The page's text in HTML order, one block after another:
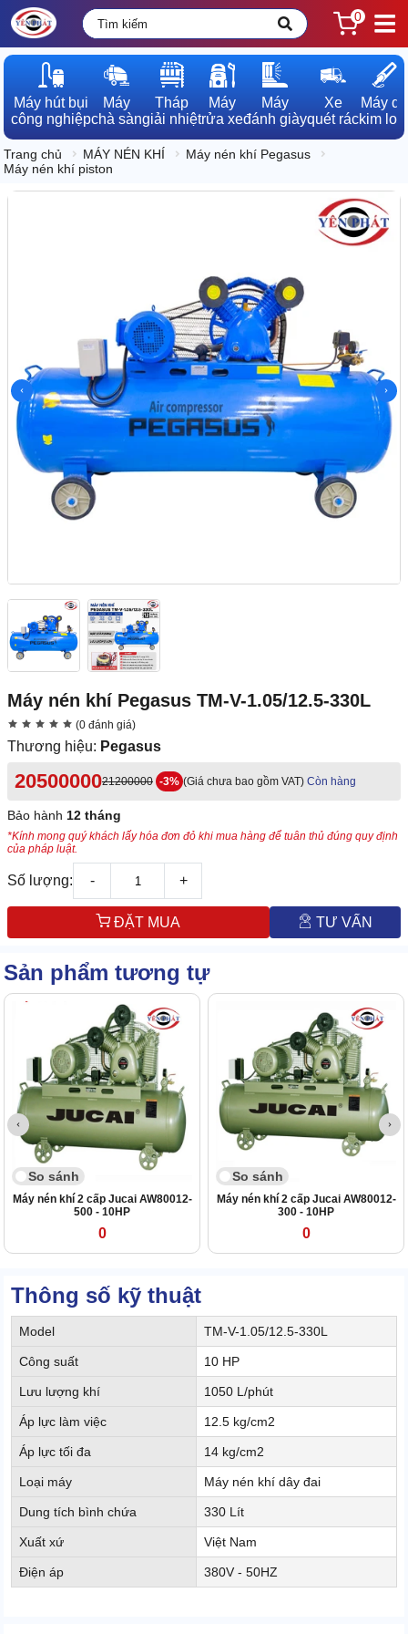
0
Máy hút bụi
công nghiệp
Máy
chà sàn
Tháp
giải nhiệt
Máy
rửa xe
Máy
đánh giày
Xe
quét rác
Máy dò
kim loại
Trang chủ MÁY NÉN KHÍ
Máy nén khí Pegasus
Máy nén khí piston
Máy nén khí Pegasus TM-V-1.05/12.5-330L
(0 đánh giá)
Thương hiệu: Pegasus
2050000021200000 -3% (Giá chưa bao gồm VAT) Còn hàng
Bảo hành 12 tháng
*Kính mong quý khách lấy hóa đơn đỏ khi mua hàng để tuân thủ đúng quy định
của pháp luật.
Số lượng: - +
ĐẶT MUA TƯ VẤN
Sản phẩm tương tự
So sánh
Máy nén khí 2 cấp Jucai AW80012-
500 - 10HP
0
So sánh
Máy nén khí 2 cấp Jucai AW80012-
300 - 10HP
0
Thông số kỹ thuật
Model TM-V-1.05/12.5-330L
Công suất 10 HP
Lưu lượng khí 1050 L/phút
Áp lực làm việc 12.5 kg/cm2
Áp lực tối đa 14 kg/cm2
Loại máy Máy nén khí dây đai
Dung tích bình chứa 330 Lít
Xuất xứ Việt Nam
Điện áp 380V - 50HZ